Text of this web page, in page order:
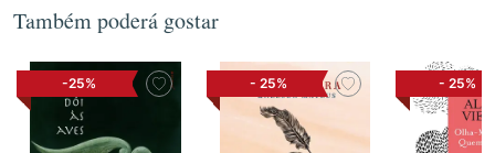
Também poderá gostar
-25% - 25% - 25%